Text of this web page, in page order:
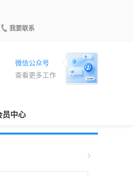
我要联系
微信公众号
查看更多工作
员中心